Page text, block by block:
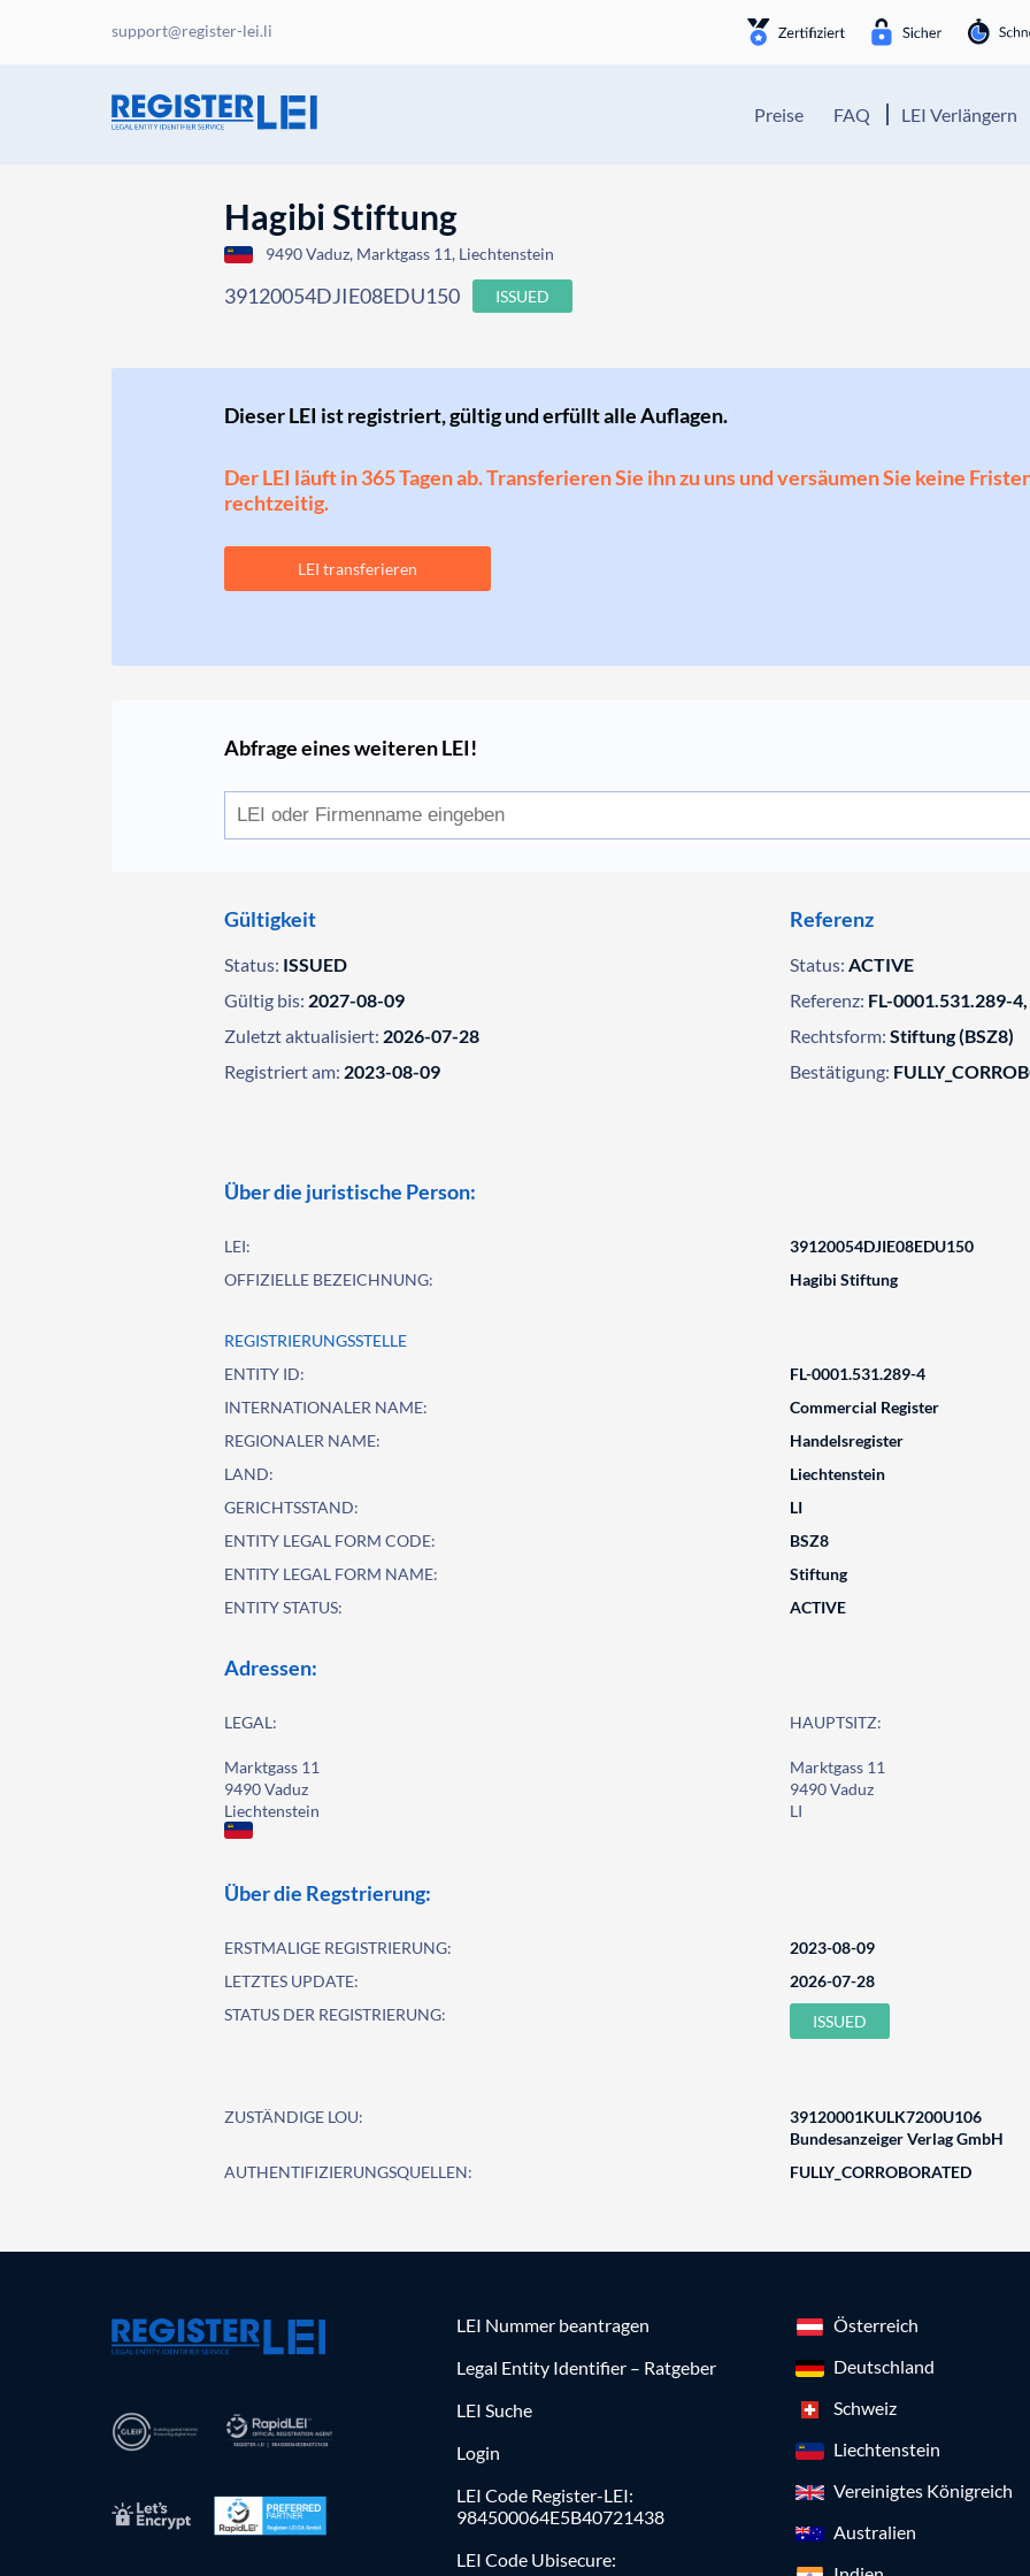
support@register-lei.li
Preise FAQ LEI Verlängern
Hagibi Stiftung
9490 Vaduz, Marktgass 11, Liechtenstein
39120054DJIE08EDU150 ISSUED
Dieser LEI ist registriert, gültig und erfüllt alle Auflagen.
Der LEI läuft in 365 Tagen ab. Transferieren Sie ihn zu uns und versäumen Sie keine
rechtzeitig.
LEI transferieren
Abfrage eines weiteren LEI!
Gültigkeit
Status: ISSUED
Gültig bis: 2027-08-09
Zuletzt aktualisiert: 2026-07-28
Registriert am: 2023-08-09
Referenz
Status: ACTIVE
Referenz: FL-0001.531.289-
Rechtsform: Stiftung (BSZ8)
Bestätigung:
Über die juristische Person:
LEI:
39120054DJIE08EDU150
OFFIZIELLE BEZEICHNUNG:
Hagibi Stiftung
REGISTRIERUNGSSTELLE
ENTITY ID:
FL-0001.531.289-4
INTERNATIONALER NAME:
Commercial Register
REGIONALER NAME:
Handelsregister
LAND:
Liechtenstein
GERICHTSSTAND:
LI
ENTITY LEGAL FORM CODE:
BSZ8
ENTITY LEGAL FORM NAME:
Stiftung
ENTITY STATUS:
ACTIVE
Adressen:
LEGAL:
Marktgass 11
9490 Vaduz
Liechtenstein
HAUPTSITZ:
Marktgass 11
9490 Vaduz
LI
Über die Regstrierung:
ERSTMALIGE REGISTRIERUNG:
2023-08-09
LETZTES UPDATE:
2026-07-28
STATUS DER REGISTRIERUNG:
ISSUED
ZUSTÄNDIGE LOU:
39120001KULK7200U106
Bundesanzeiger Verlag GmbH
AUTHENTIFIZIERUNGSQUELLEN:
FULLY_CORROBORATED
LEI Nummer beantragen
Legal Entity Identifier – Ratgeber
LEI Suche
Login
LEI Code Register-LEI:
984500064E5B40721438
LEI Code Ubisecure:
Österreich
Deutschland
Schweiz
Liechtenstein
Vereinigtes Königreich
Australien